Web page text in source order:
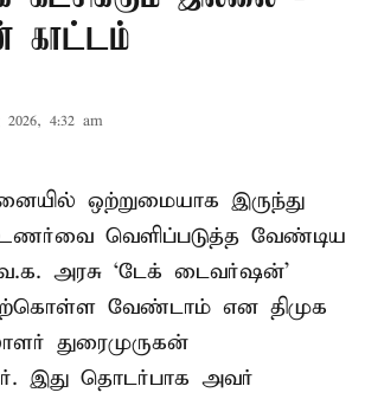
காட்டம்
4:32 am
ஒற்றுமையாக இருந்து
உணர்வை வெளிப்படுத்த வேண்டிய
அரசு ‘டேக் டைவர்ஷன்’
வேண்டாம் என திமுக
துரைமுருகன்
இது தொடர்பாக அவர்